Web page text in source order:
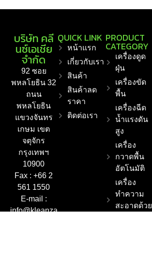
บริษัท คลี
นซ์เอเชีย
จำกัด
92 ซอย
พหลโยธิน 32
ถนน
พหลโยธิน
แขวงจันทร
เกษม เขต
จตุจักร
กรุงเทพฯ
10900
Fax : +66 2
561 1550
E-mail :
info@kleanza
QUICK LINK
หน้าแรก
เกี่ยวกับเรา
สินค้า
สินค้าลด
ราคา
ติดต่อเรา
PRODUCT
CATEGORY
เครื่องดูด
ฝุ่น
เครื่องขัด
พื้น
เครื่องฉีด
น้ำแรงดัน
สูง
เครื่อง
กวาดพื้น
อัตโนมัติ
เครื่อง
ทำความ
สะอาดด้วย